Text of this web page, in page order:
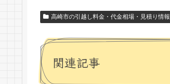
高崎市の引越し料金・代金相場・見積り情報
関連記事